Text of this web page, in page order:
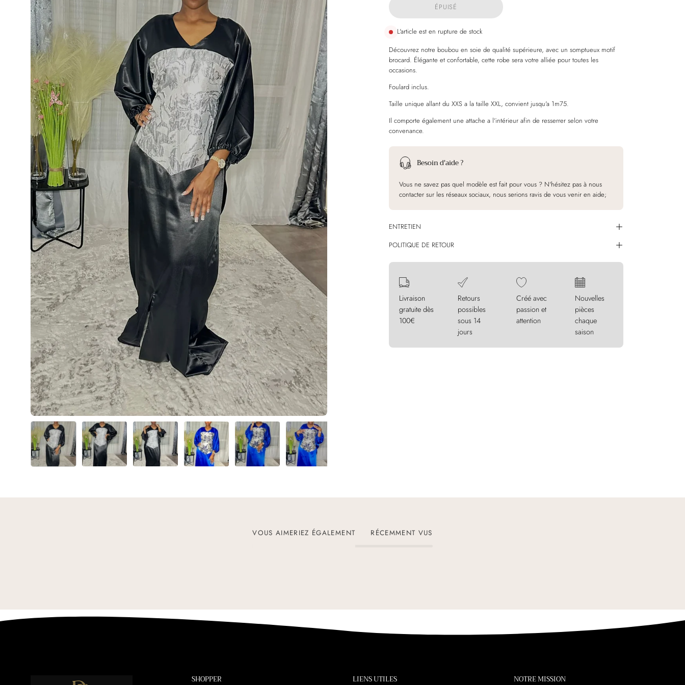
ÉPUISÉ
L'article est en rupture de stock
Découvrez notre boubou en soie de qualité supérieure, avec un somptueux motif
brocard. Élégante et confortable, cette robe sera votre alliée pour toutes les
occasions.
Foulard inclus.
Taille unique allant du XXS a la taille XXL, convient jusqu'a 1m75.
Il comporte également une attache a l'intérieur afin de resserrer selon votre
convenance.
Besoin d'aide ?
Vous ne savez pas quel modèle est fait pour vous ? N'hésitez pas à nous
contacter sur les réseaux sociaux, nous serions ravis de vous venir en aide;
ENTRETIEN
POLITIQUE DE RETOUR
Livraison
gratuite dès
100€
Retours
possibles
sous 14
jours
Créé avec
passion et
attention
Nouvelles
pièces
chaque
saison
VOUS AIMERIEZ ÉGALEMENT RÉCEMMENT VUS
SHOPPER LIENS UTILES NOTRE MISSION